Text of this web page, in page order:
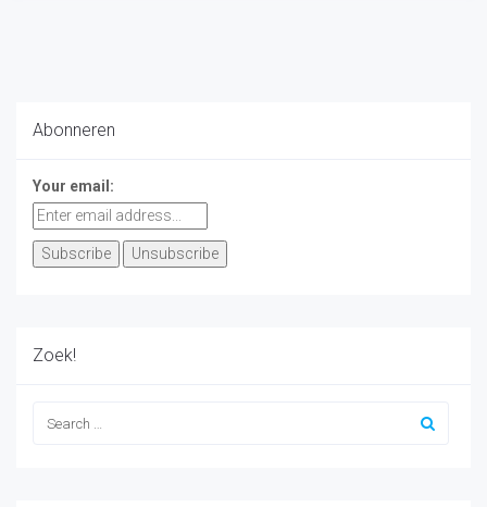
Abonneren
Your email:
Zoek!